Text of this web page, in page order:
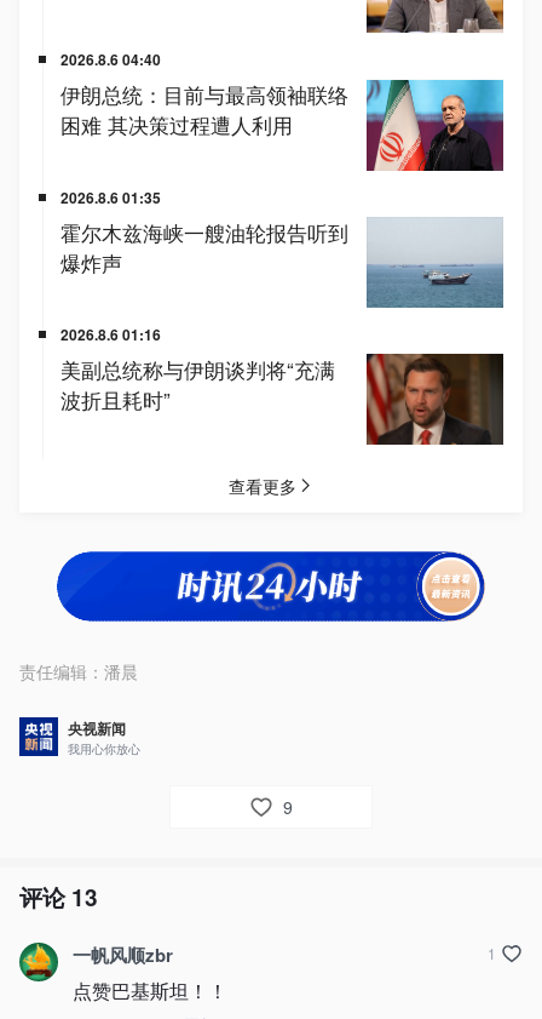
责任编辑： 潘晨
央视新闻
我用心你放心
9
评论13
一帆风顺zbr
点赞巴基斯坦！！
1